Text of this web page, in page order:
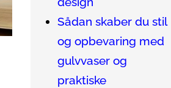
Sådan skaber du stil
og opbevaring med
gulvvaser og
praktiske